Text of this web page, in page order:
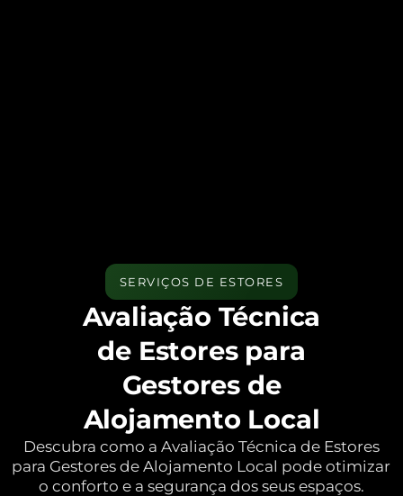
SERVIÇOS DE ESTORES
Avaliação Técnica
de Estores para
Gestores de
Alojamento Local
Descubra como a Avaliação Técnica de Estores
para Gestores de Alojamento Local pode otimizar
o conforto e a segurança dos seus espaços.